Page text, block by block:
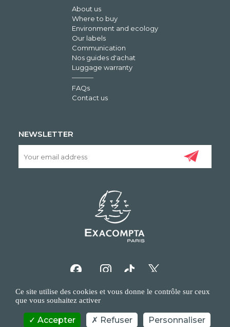
About us
Where to buy
Environment and ecology
Our labels
Communication
Nos guides d'achat
Luggage warranty
FAQs
Contact us
NEWSLETTER
Ce site utilise des cookies et vous donne le contrôle sur ceux
que vous souhaitez activer
Accepter Refuser Personnaliser